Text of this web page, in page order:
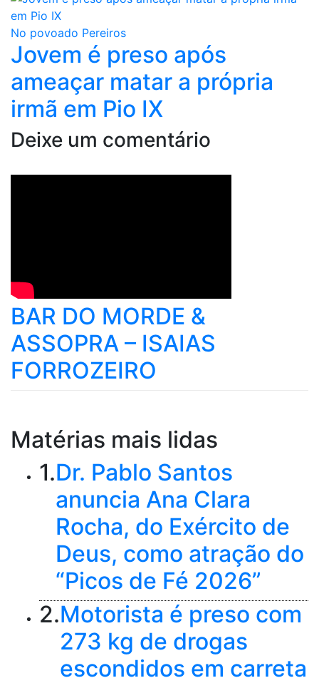
No povoado Pereiros
Jovem é preso após
ameaçar matar a própria
irmã em Pio IX
Deixe um comentário
BAR DO MORDE &
ASSOPRA – ISAIAS
FORROZEIRO
Matérias mais lidas
1.Dr. Pablo Santos
anuncia Ana Clara
Rocha, do Exército de
Deus, como atração do
“Picos de Fé 2026”
2.Motorista é preso com
273 kg de drogas
escondidos em carreta